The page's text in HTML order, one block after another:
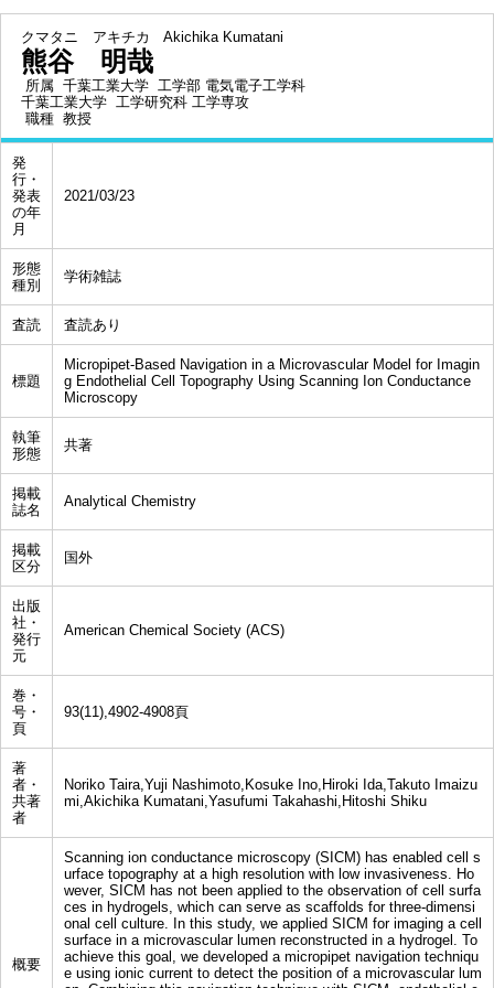
クマタニ アキチカ Akichika Kumatani
熊谷 明哉
所属 千葉工業大学 工学部 電気電子工学科
千葉工業大学 工学研究科 工学専攻
職種 教授
発
行・
発表
の年
月
2021/03/23
形態
種別
学術雑誌
査読 査読あり
標題
Micropipet-Based Navigation in a Microvascular Model for Imagin
g Endothelial Cell Topography Using Scanning Ion Conductance
Microscopy
執筆
形態
共著
掲載
誌名
Analytical Chemistry
掲載
区分
国外
出版
社・
発行
元
American Chemical Society (ACS)
巻・
号・
頁
93(11),4902-4908頁
著
者・
共著
者
Noriko Taira,Yuji Nashimoto,Kosuke Ino,Hiroki Ida,Takuto Imaizu
mi,Akichika Kumatani,Yasufumi Takahashi,Hitoshi Shiku
概要
Scanning ion conductance microscopy (SICM) has enabled cell s
urface topography at a high resolution with low invasiveness. Ho
wever, SICM has not been applied to the observation of cell surfa
ces in hydrogels, which can serve as scaffolds for three-dimensi
onal cell culture. In this study, we applied SICM for imaging a cell
surface in a microvascular lumen reconstructed in a hydrogel. To
achieve this goal, we developed a micropipet navigation techniqu
e using ionic current to detect the position of a microvascular lum